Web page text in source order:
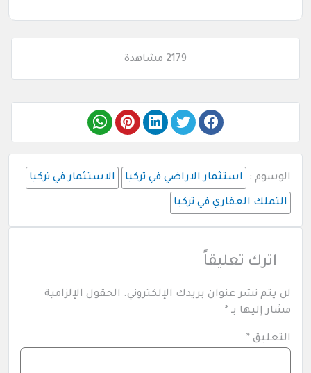
2179 مشاهدة
الوسوم : استثمار الاراضي في تركيا الاستثمار في تركيا
التملك العقاري في تركيا
اترك تعليقاً
لن يتم نشر عنوان بريدك الإلكتروني. الحقول الإلزامية
مشار إليها بـ *
التعليق *